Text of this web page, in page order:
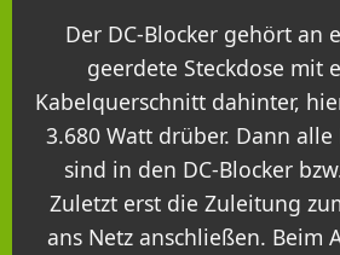
Der DC-Blocker gehört an
geerdete Steckdose mit
Kabelquerschnitt dahinter,
3.680 Watt drüber. Dann
sind in den DC-Blocker
Zuletzt erst die Zuleitung
ans Netz anschließen. Beim